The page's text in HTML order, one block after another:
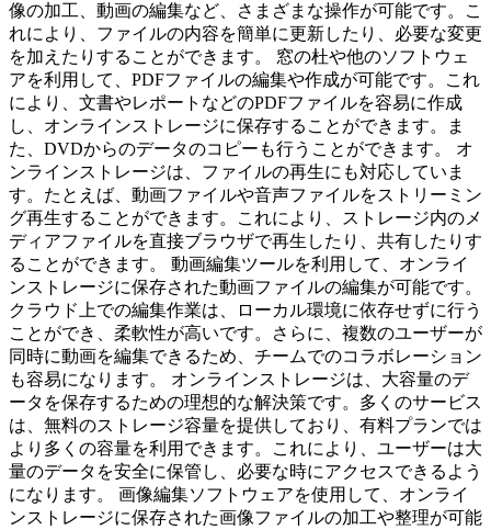
像の加工、動画の編集など、さまざまな操作が可能です。こ
れにより、ファイルの内容を簡単に更新したり、必要な変更
を加えたりすることができます。 窓の杜や他のソフトウェ
アを利用して、PDFファイルの編集や作成が可能です。これ
により、文書やレポートなどのPDFファイルを容易に作成
し、オンラインストレージに保存することができます。ま
た、DVDからのデータのコピーも行うことができます。 オ
ンラインストレージは、ファイルの再生にも対応していま
す。たとえば、動画ファイルや音声ファイルをストリーミン
グ再生することができます。これにより、ストレージ内のメ
ディアファイルを直接ブラウザで再生したり、共有したりす
ることができます。 動画編集ツールを利用して、オンライ
ンストレージに保存された動画ファイルの編集が可能です。
クラウド上での編集作業は、ローカル環境に依存せずに行う
ことができ、柔軟性が高いです。さらに、複数のユーザーが
同時に動画を編集できるため、チームでのコラボレーション
も容易になります。 オンラインストレージは、大容量のデ
ータを保存するための理想的な解決策です。多くのサービス
は、無料のストレージ容量を提供しており、有料プランでは
より多くの容量を利用できます。これにより、ユーザーは大
量のデータを安全に保管し、必要な時にアクセスできるよう
になります。 画像編集ソフトウェアを使用して、オンライ
ンストレージに保存された画像ファイルの加工や整理が可能